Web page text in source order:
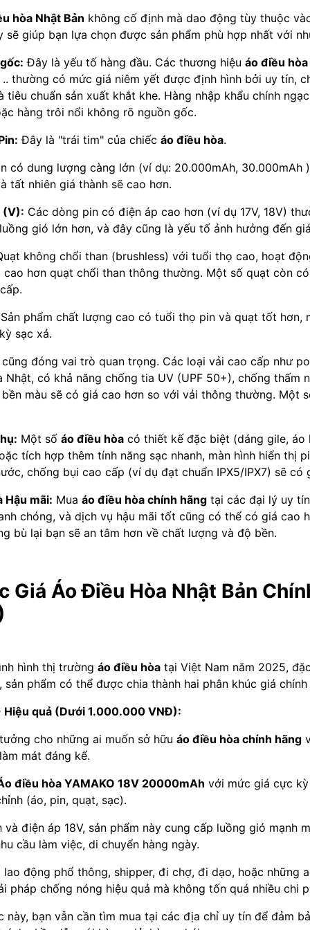
hòa Nhật Bản không cố định mà dao động tùy thuộc
giúp bạn lựa chọn được sản phẩm phù hợp nhất với
Đây là yếu tố hàng đầu. Các thương hiệu áo điều
thường có mức giá niêm yết được định hình bởi uy tín,
tiêu chuẩn sản xuất khắt khe. Hàng nhập khẩu chính
hàng trôi nổi không rõ nguồn gốc.
Đây là "trái tim" của chiếc áo điều hòa.
có dung lượng càng lớn (ví dụ: 20.000mAh, 30.000mAh
tất nhiên giá thành sẽ cao hơn.
(V): Các dòng pin có điện áp cao hơn (ví dụ 17V, 18V)
gió lớn hơn, và đây cũng là yếu tố ảnh hưởng đến
không chổi than (brushless) với tuổi thọ cao, hoạt
cao hơn quạt chổi than thông thường. Một số quạt còn
phẩm chất lượng cao có tuổi thọ pin và quạt tốt hơn,
sạc xả.
đóng vai trò quan trọng. Các loại vải cao cấp như
có khả năng chống tia UV (UPF 50+), chống thấm
màu sẽ có giá cao hơn so với vải thông thường. Một
Một số áo điều hòacó thiết kế đặc biệt (dáng gile, áo
tích hợp thêm tính năng sạc nhanh, màn hình hiển thị
chống bụi cao cấp (ví dụ đạt chuẩn IPX5/IPX7) sẽ có
Hậu mãi: Mua áo điều hòa chính hãngtại các đại lý uy
chóng, và dịch vụ hậu mãi tốt cũng có thể có giá cao
bù lại bạn sẽ an tâm hơn về chất lượng và độ bền.
Giá Áo Điều Hòa Nhật Bản
hình thị trường áo điều hòatại Việt Nam năm 2025,
sản phẩm có thể được chia thành hai phân khúc giá chính
Hiệu quả (Dưới 1.000.000 VNĐ):
cho những ai muốn sở hữu áo điều hòa chính hãng
mát đáng kể.
điều hòa YAMAKO 18V 20000mAh với mức giá cực
(áo, pin, quạt, sạc).
điện áp 18V, sản phẩm này cung cấp luồng gió mạnh
cầu làm việc, di chuyển hàng ngày.
lao động phổ thông, shipper, đi chợ, đi dạo, hoặc những
pháp chống nóng hiệu quả mà không tốn quá nhiều chi
này, bạn vẫn cần tìm mua tại các địa chỉ uy tín để đảm